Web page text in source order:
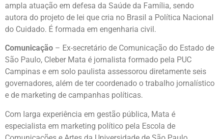
ampla atuação em defesa da Saúde da Família, sendo
autora do projeto de lei que cria no Brasil a Política Nacional
do Cuidado. É formada em engenharia civil.
Comunicação – Ex-secretário de Comunicação do Estado de
São Paulo, Cleber Mata é jornalista formado pela PUC
Campinas e em solo paulista assessorou diretamente seis
governadores, além de ter coordenado o trabalho jornalístico
e de marketing de campanhas políticas.
Com larga experiência em gestão pública, Mata é
especialista em marketing político pela Escola de